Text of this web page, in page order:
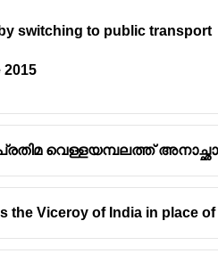
ഈ പുസ്തകത്തിൽ1857-ലെ
ഭരണത്തിന് എതിരായ പ്രഥമ
ആദ്യ യുദ്ധം"എന്ന
ഘട്ടമായ
ആയി
switching to public transport
2015
വെള്ളയമ്പലത്ത്
the Viceroy of India in place